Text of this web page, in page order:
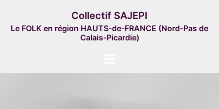
contenu
Collectif SAJEPI
Le FOLK en région HAUTS-de-FRANCE (Nord-Pas de
Calais-Picardie)